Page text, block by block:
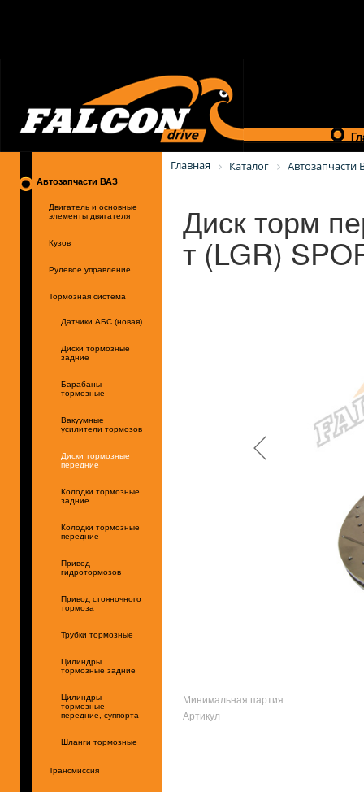
Автозапчасти ВАЗ
Двигатель и основные
элементы двигателя
Кузов
Рулевое управление
Тормозная система
Датчики АБС (новая)
Диски тормозные
задние
Барабаны
тормозные
Вакуумные
усилители тормозов
Диски тормозные
передние
Колодки тормозные
задние
Колодки тормозные
передние
Привод
гидротормозов
Привод стояночного
тормоза
Трубки тормозные
Цилиндры
тормозные задние
Цилиндры
тормозные
передние, суппорта
Шланги тормозные
Трансмиссия
Главная Каталог Автозапчасти
Диск торм
т (LGR)
Минимальная партия
Артикул